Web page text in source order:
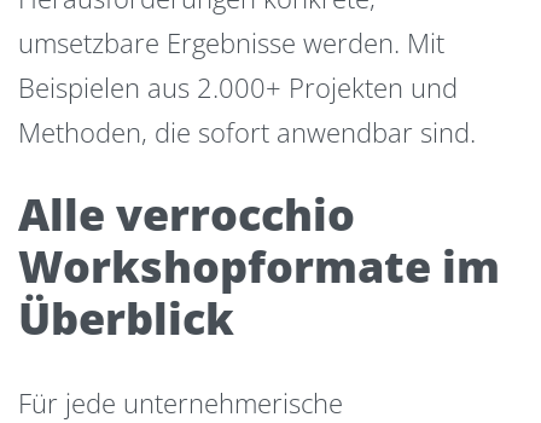
umsetzbare Ergebnisse werden. Mit
Beispielen aus 2.000+ Projekten und
Methoden, die sofort anwendbar sind.
Alle verrocchio
Workshopformate im
Überblick
Für jede unternehmerische